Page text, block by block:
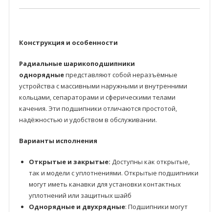
Конструкция и особенности
Радиальные шарикоподшипники
однорядныепредставляют собой неразъёмные
устройства с массивными наружными и внутренними
кольцами, сепараторами и сферическими телами
качения. Эти подшипники отличаются простотой,
надёжностью и удобством в обслуживании.
Варианты исполнения
Открытые и закрытые: Доступны как открытые,
так и модели с уплотнениями. Открытые подшипники
могут иметь канавки для установки контактных
уплотнений или защитных шайб
Однорядные и двухрядные: Подшипники могут